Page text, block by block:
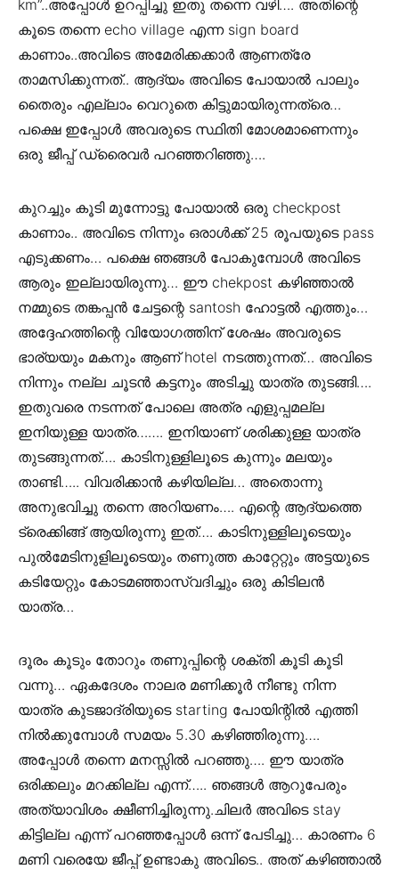
km”..അപ്പോൾ ഉറപ്പിച്ചു ഇതു തന്നെ വഴി…. അതിന്റെ
കൂടെ തന്നെ echo village എന്ന sign board
കാണാം..അവിടെ അമേരിക്കക്കാർ ആണത്രേ
താമസിക്കുന്നത്.. ആദ്യം അവിടെ പോയാൽ പാലും
തൈരും എല്ലാം വെറുതെ കിട്ടുമായിരുന്നത്രെ…
പക്ഷെ ഇപ്പോൾ അവരുടെ സ്ഥിതി മോശമാണെന്നും
ഒരു ജീപ്പ് ഡ്രൈവർ പറഞ്ഞറിഞ്ഞു….
കുറച്ചും കൂടി മുന്നോട്ടു പോയാൽ ഒരു checkpost
കാണാം.. അവിടെ നിന്നും ഒരാൾക്ക് 25 രൂപയുടെ pass
എടുക്കണം… പക്ഷെ ഞങ്ങൾ പോകുമ്പോൾ അവിടെ
ആരും ഇല്ലായിരുന്നു… ഈ chekpost കഴിഞ്ഞാൽ
നമ്മുടെ തങ്കപ്പൻ ചേട്ടന്റെ santosh ഹോട്ടൽ എത്തും…
അദ്ദേഹത്തിന്റെ വിയോഗത്തിന് ശേഷം അവരുടെ
ഭാര്യയും മകനും ആണ് hotel നടത്തുന്നത്… അവിടെ
നിന്നും നല്ല ചൂടൻ കട്ടനും അടിച്ചു യാത്ര തുടങ്ങി….
ഇതുവരെ നടന്നത് പോലെ അത്ര എളുപ്പമല്ല
ഇനിയുള്ള യാത്ര……. ഇനിയാണ് ശരിക്കുള്ള യാത്ര
തുടങ്ങുന്നത്…. കാടിനുള്ളിലൂടെ കുന്നും മലയും
താണ്ടി….. വിവരിക്കാൻ കഴിയില്ല… അതൊന്നു
അനുഭവിച്ചു തന്നെ അറിയണം…. എന്റെ ആദ്യത്തെ
ട്രെക്കിങ്ങ് ആയിരുന്നു ഇത്…. കാടിനുള്ളിലൂടെയും
പുൽമേടിനുളിലൂടെയും തണുത്ത കാറ്റേറ്റും അട്ടയുടെ
കടിയേറ്റും കോടമഞ്ഞാസ്വദിച്ചും ഒരു കിടിലൻ
യാത്ര…
ദൂരം കൂടും തോറും തണുപ്പിന്റെ ശക്തി കൂടി കൂടി
വന്നു… ഏകദേശം നാലര മണിക്കൂർ നീണ്ടു നിന്ന
യാത്ര കുടജാദ്രിയുടെ starting പോയിന്റിൽ എത്തി
നിൽക്കുമ്പോൾ സമയം 5.30 കഴിഞ്ഞിരുന്നു….
അപ്പോൾ തന്നെ മനസ്സിൽ പറഞ്ഞു…. ഈ യാത്ര
ഒരിക്കലും മറക്കില്ല എന്ന്….. ഞങ്ങൾ ആറുപേരും
അത്യാവിശം ക്ഷീണിച്ചിരുന്നു.ചിലർ അവിടെ stay
കിട്ടില്ല എന്ന് പറഞ്ഞപ്പോൾ ഒന്ന് പേടിച്ചു… കാരണം 6
മണി വരെയേ ജീപ്പ് ഉണ്ടാകു അവിടെ.. അത് കഴിഞ്ഞാൽ